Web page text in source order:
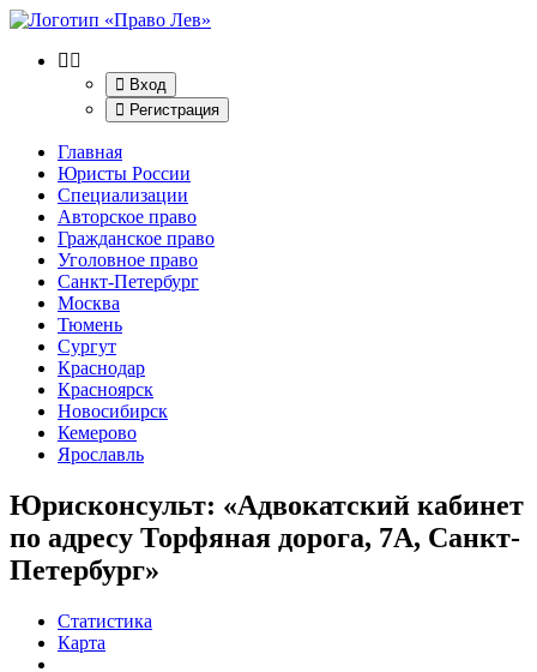
Вход
Регистрация
Главная
Юристы России
Специализации
Авторское право
Гражданское право
Уголовное право
Санкт-Петербург
Москва
Тюмень
Сургут
Краснодар
Красноярск
Новосибирск
Кемерово
Ярославль
Юрисконсульт: «Адвокатский кабинет
по адресу Торфяная дорога, 7А, Санкт-
Петербург»
Статистика
Карта